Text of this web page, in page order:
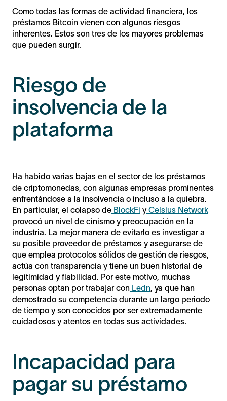
Como todas las formas de actividad financiera, los
préstamos Bitcoin vienen con algunos riesgos
inherentes. Estos son tres de los mayores problemas
que pueden surgir.
Riesgo de
insolvencia de la
plataforma
Ha habido varias bajas en el sector de los préstamos
de criptomonedas, con algunas empresas prominentes
enfrentándose a la insolvencia o incluso a la quiebra.
En particular, el colapso de BlockFi yCelsius Network
provocó un nivel de cinismo y preocupación en la
industria. La mejor manera de evitarlo es investigar a
su posible proveedor de préstamos y asegurarse de
que emplea protocolos sólidos de gestión de riesgos,
actúa con transparencia y tiene un buen historial de
legitimidad y fiabilidad. Por este motivo, muchas
personas optan por trabajar con Ledn , ya que han
demostrado su competencia durante un largo periodo
de tiempo y son conocidos por ser extremadamente
cuidadosos y atentos en todas sus actividades.
Incapacidad para
pagar su préstamo